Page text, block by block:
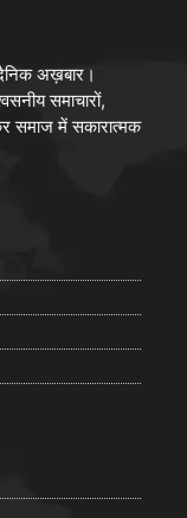
दैनिक अख़बार।
समाचारों,
समाज में सकारात्मक